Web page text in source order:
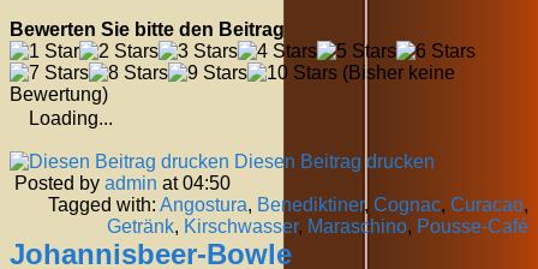
Bewerten Sie bitte den Beitrag
(Bisher keine
Bewertung)
Loading...
Diesen Beitrag drucken
Posted by admin at 04:50
Tagged with: Angostura, Benediktiner, Cognac, Curacao,
Getränk, Kirschwasser, Maraschino, Pousse-Café
Johannisbeer-Bowle